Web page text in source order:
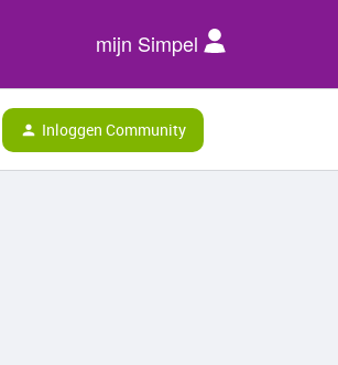
mijn Simpel
Inloggen Community